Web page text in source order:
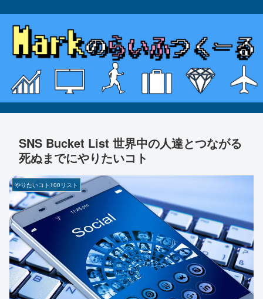
SNS Bucket List 世界中の人達とつながる
死ぬまでにやりたいコト
やりたいコト100リスト